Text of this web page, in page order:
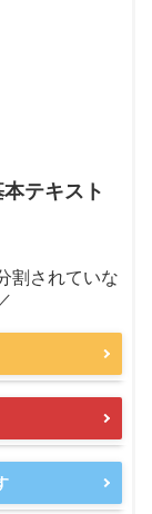
テキスト
割されていな